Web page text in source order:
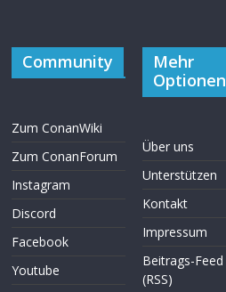
Community
Zum ConanWiki
Zum ConanForum
Instagram
Discord
Facebook
Youtube
Mehr
Optionen
Über uns
Unterstützen
Kontakt
Impressum
Beitrags-Feed
(RSS)